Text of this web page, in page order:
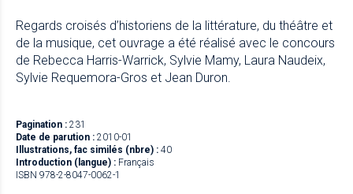
Regards croisés d’historiens de la littérature, du théâtre et
de la musique, cet ouvrage a été réalisé avec le concours
de Rebecca Harris-Warrick, Sylvie Mamy, Laura Naudeix,
Sylvie Requemora-Gros et Jean Duron.
Pagination : 231
Date de parution : 2010-01
Illustrations, fac similés (nbre) : 40
Introduction (langue) : Français
ISBN 978-2-8047-0062-1